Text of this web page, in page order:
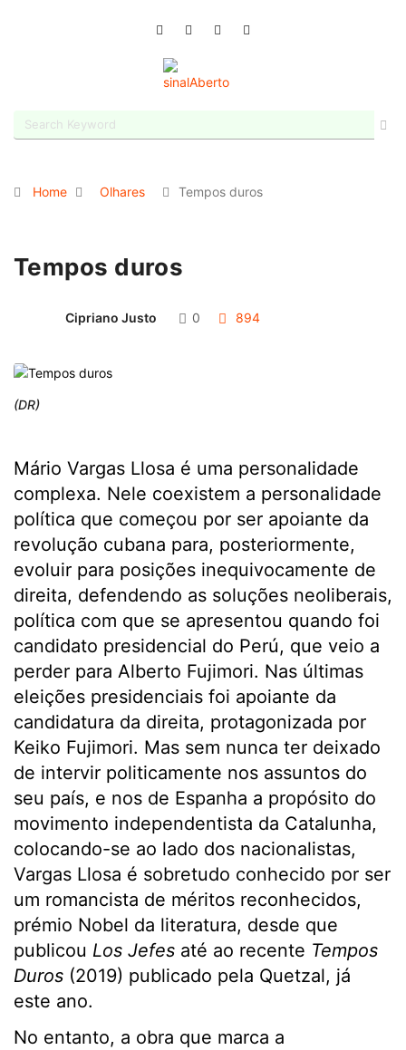
Home Olhares Tempos duros
Tempos duros
Cipriano Justo 0 894
(DR)
Mário Vargas Llosa é uma personalidade
complexa. Nele coexistem a personalidade
política que começou por ser apoiante da
revolução cubana para, posteriormente,
evoluir para posições inequivocamente de
direita, defendendo as soluções neoliberais,
política com que se apresentou quando foi
candidato presidencial do Perú, que veio a
perder para Alberto Fujimori. Nas últimas
eleições presidenciais foi apoiante da
candidatura da direita, protagonizada por
Keiko Fujimori. Mas sem nunca ter deixado
de intervir politicamente nos assuntos do
seu país, e nos de Espanha a propósito do
movimento independentista da Catalunha,
colocando-se ao lado dos nacionalistas,
Vargas Llosa é sobretudo conhecido por ser
um romancista de méritos reconhecidos,
prémio Nobel da literatura, desde que
publicou Los Jefes até ao recente Tempos
Duros (2019) publicado pela Quetzal, já
este ano.
No entanto, a obra que marca a